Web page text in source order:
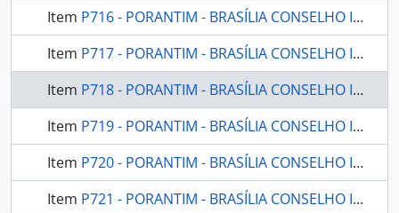
Item P716 - PORANTIM - BRASÍLIA CONSELHO INDIGENISTA MISSIONÁRIO - 1986 - Nº89
Item P717 - PORANTIM - BRASÍLIA CONSELHO INDIGENISTA MISSIONÁRIO - 1986 - Nº92
Item P718 - PORANTIM - BRASÍLIA CONSELHO INDIGENISTA MISSIONÁRIO - 1986 - Nº93
Item P719 - PORANTIM - BRASÍLIA CONSELHO INDIGENISTA MISSIONÁRIO - 1986 - Nº94
Item P720 - PORANTIM - BRASÍLIA CONSELHO INDIGENISTA MISSIONÁRIO - 1986 - Nº8384
Item P721 - PORANTIM - BRASÍLIA CONSELHO INDIGENISTA MISSIONÁRIO - 1986 - Nº9091